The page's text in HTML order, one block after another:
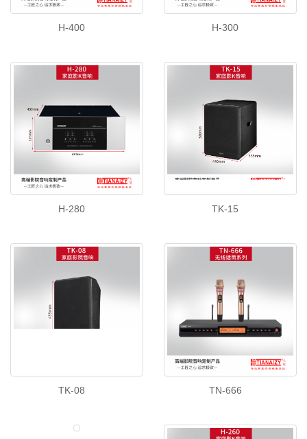
H-400 H-300
H-280 TK-15
TK-08 TN-666